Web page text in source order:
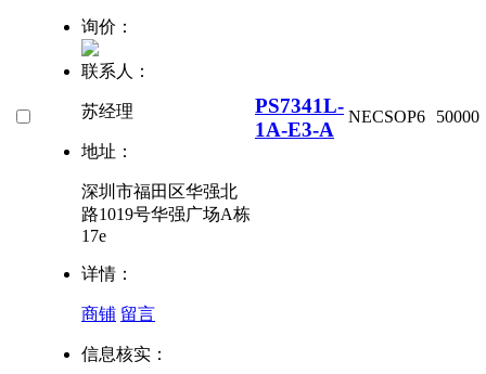
询价：
联系人：
苏经理
地址：
深圳市福田区华强北
路1019号华强广场A栋
17e
详情：
商铺 留言
信息核实：
PS7341L-
1A-E3-A
NECSOP6 50000